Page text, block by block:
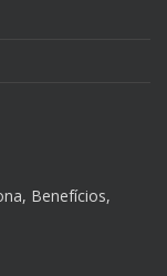
Benefícios,